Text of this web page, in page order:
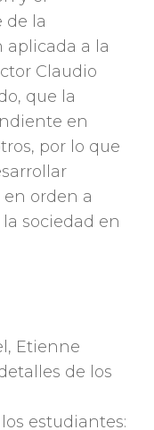
de la
aplicada a la
Claudio
que la
en
por lo que
orden a
sociedad en
Etienne
de los
estudiantes: